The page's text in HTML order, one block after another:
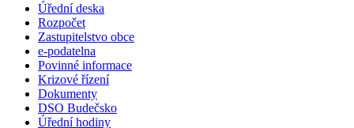
Úřední deska
Rozpočet
Zastupitelstvo obce
e-podatelna
Povinné informace
Krizové řízení
Dokumenty
DSO Budečsko
Úřední hodiny